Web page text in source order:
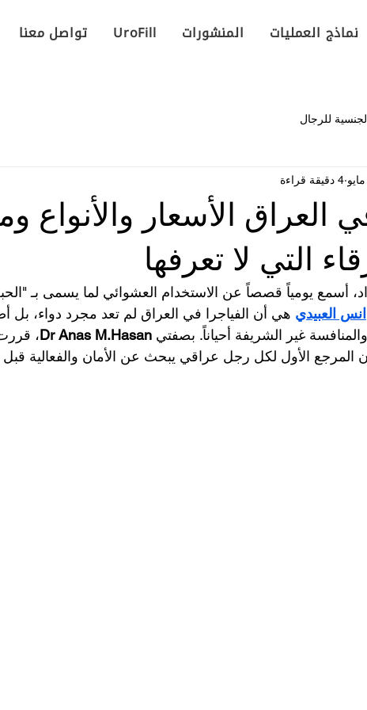
تواصل معنا UroFill المنشورات نماذج العمليات
للرجال
العراق الأسعار والأنواع
التي لا تعرفها
4 دقيقة قراءة
أسمع يومياً قصصاً عن الاستخدام العشوائي لما يسمى بـ
انس العبيدي هي أن الفياجرا في العراق لم تعد مجرد دواء، بل
غير الشريفة أحياناً. بصفتي Dr Anas M.Hasan،
المرجع الأول لكل رجل عراقي يبحث عن الأمان والفعالية